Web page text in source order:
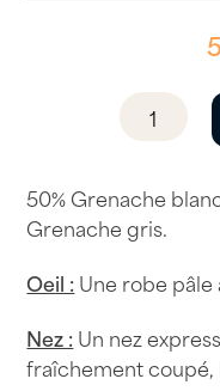
quantité
Galets
Roulés
2023
Château
de
50% Grenache
Grenache gris.
Oeil :Une robe
Nez :Un nez
fraîchement coupé,